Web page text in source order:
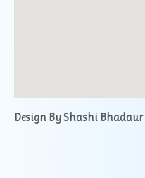
Design By Shashi Bhadaur